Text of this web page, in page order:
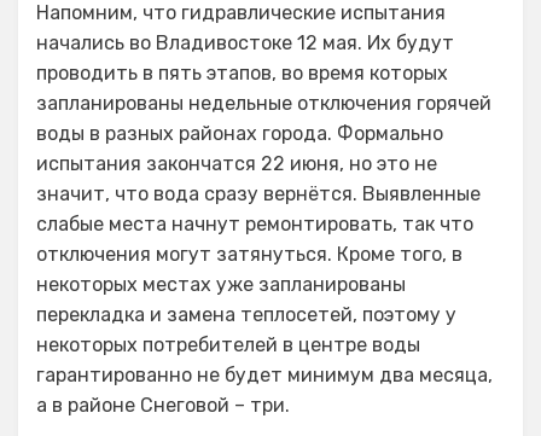
Напомним, что гидравлические испытания
начались во Владивостоке 12 мая. Их будут
проводить в пять этапов, во время которых
запланированы недельные отключения горячей
воды в разных районах города. Формально
испытания закончатся 22 июня, но это не
значит, что вода сразу вернётся. Выявленные
слабые места начнут ремонтировать, так что
отключения могут затянуться. Кроме того, в
некоторых местах уже запланированы
перекладка и замена теплосетей, поэтому у
некоторых потребителей в центре воды
гарантированно не будет минимум два месяца,
а в районе Снеговой – три.